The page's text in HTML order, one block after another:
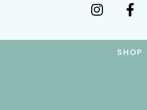
SHOP